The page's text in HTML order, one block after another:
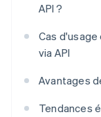
API ?
Cas
via API
Avantages
Tendances